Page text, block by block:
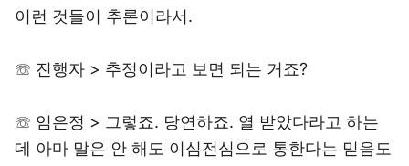
이런 것들이 추론이라서.
☏ 진행자 > 추정이라고 보면 되는 거죠?
☏ 임은정 > 그렇죠. 당연하죠. 열 받았다라고 하는
데 아마 말은 안 해도 이심전심으로 통한다는 믿음도